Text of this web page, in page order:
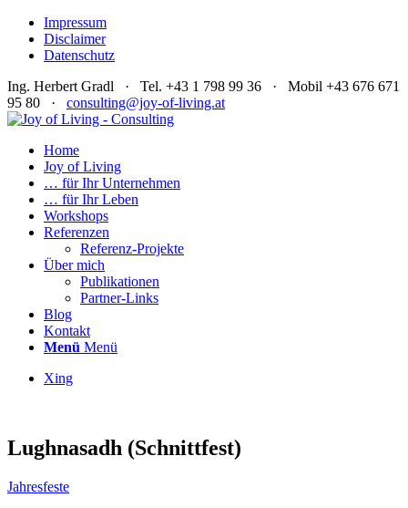
Impressum
Disclaimer
Datenschutz
Ing. Herbert Gradl · Tel. +43 1 798 99 36 · Mobil +43 676 671
95 80 · consulting@joy-of-living.at
Home
Joy of Living
… für Ihr Unternehmen
… für Ihr Leben
Workshops
Referenzen
Referenz-Projekte
Über mich
Publikationen
Partner-Links
Blog
Kontakt
Menü Menü
Xing
Lughnasadh (Schnittfest)
Jahresfeste